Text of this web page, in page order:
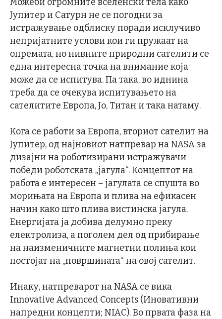
Јупитер и Сатурн не се погодни за
истражување одблиску поради исклучиво
непријатните услови кои ги пружаат на
опремата, но нивните природни сателити се
една интересна точка на внимание која
може да се испитува. Па така, во иднина
треба да се очекува испитувањето на
сателитите Европа, Јо, Титан и така натаму.
Кога се работи за Европа, вториот сателит на
Јупитер, од најновиот натпревар на NASA за
дизајни на роботизирани истражувачи
победи роботската „јагула“. Концептот на
работа е интересен – јагулата се спушта во
морињата на Европа и плива на ефикасен
начин како што плива вистинска јагула.
Енергијата ја добива делумно преку
електролиза, а поголем дел од прибирање
на наизменичните магнетни полиња кои
постојат на „површината“ на овој сателит.
Инаку, натпреварот на NASA се вика
Innovative Advanced Concepts (Иновативни
напредни концепти; NIAC). Во првата фаза на